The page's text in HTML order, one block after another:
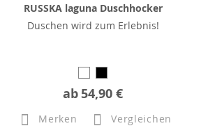
RUSSKA laguna Duschhocker
Duschen wird zum Erlebnis!
ab 54,90 €
Merken Vergleichen